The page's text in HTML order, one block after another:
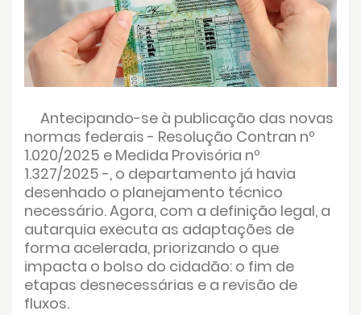
Antecipando-se à publicação das novas
normas federais - Resolução Contran nº
1.020/2025 e Medida Provisória nº
1.327/2025 -, o departamento já havia
desenhado o planejamento técnico
necessário. Agora, com a definição legal, a
autarquia executa as adaptações de
forma acelerada, priorizando o que
impacta o bolso do cidadão: o fim de
etapas desnecessárias e a revisão de
fluxos.